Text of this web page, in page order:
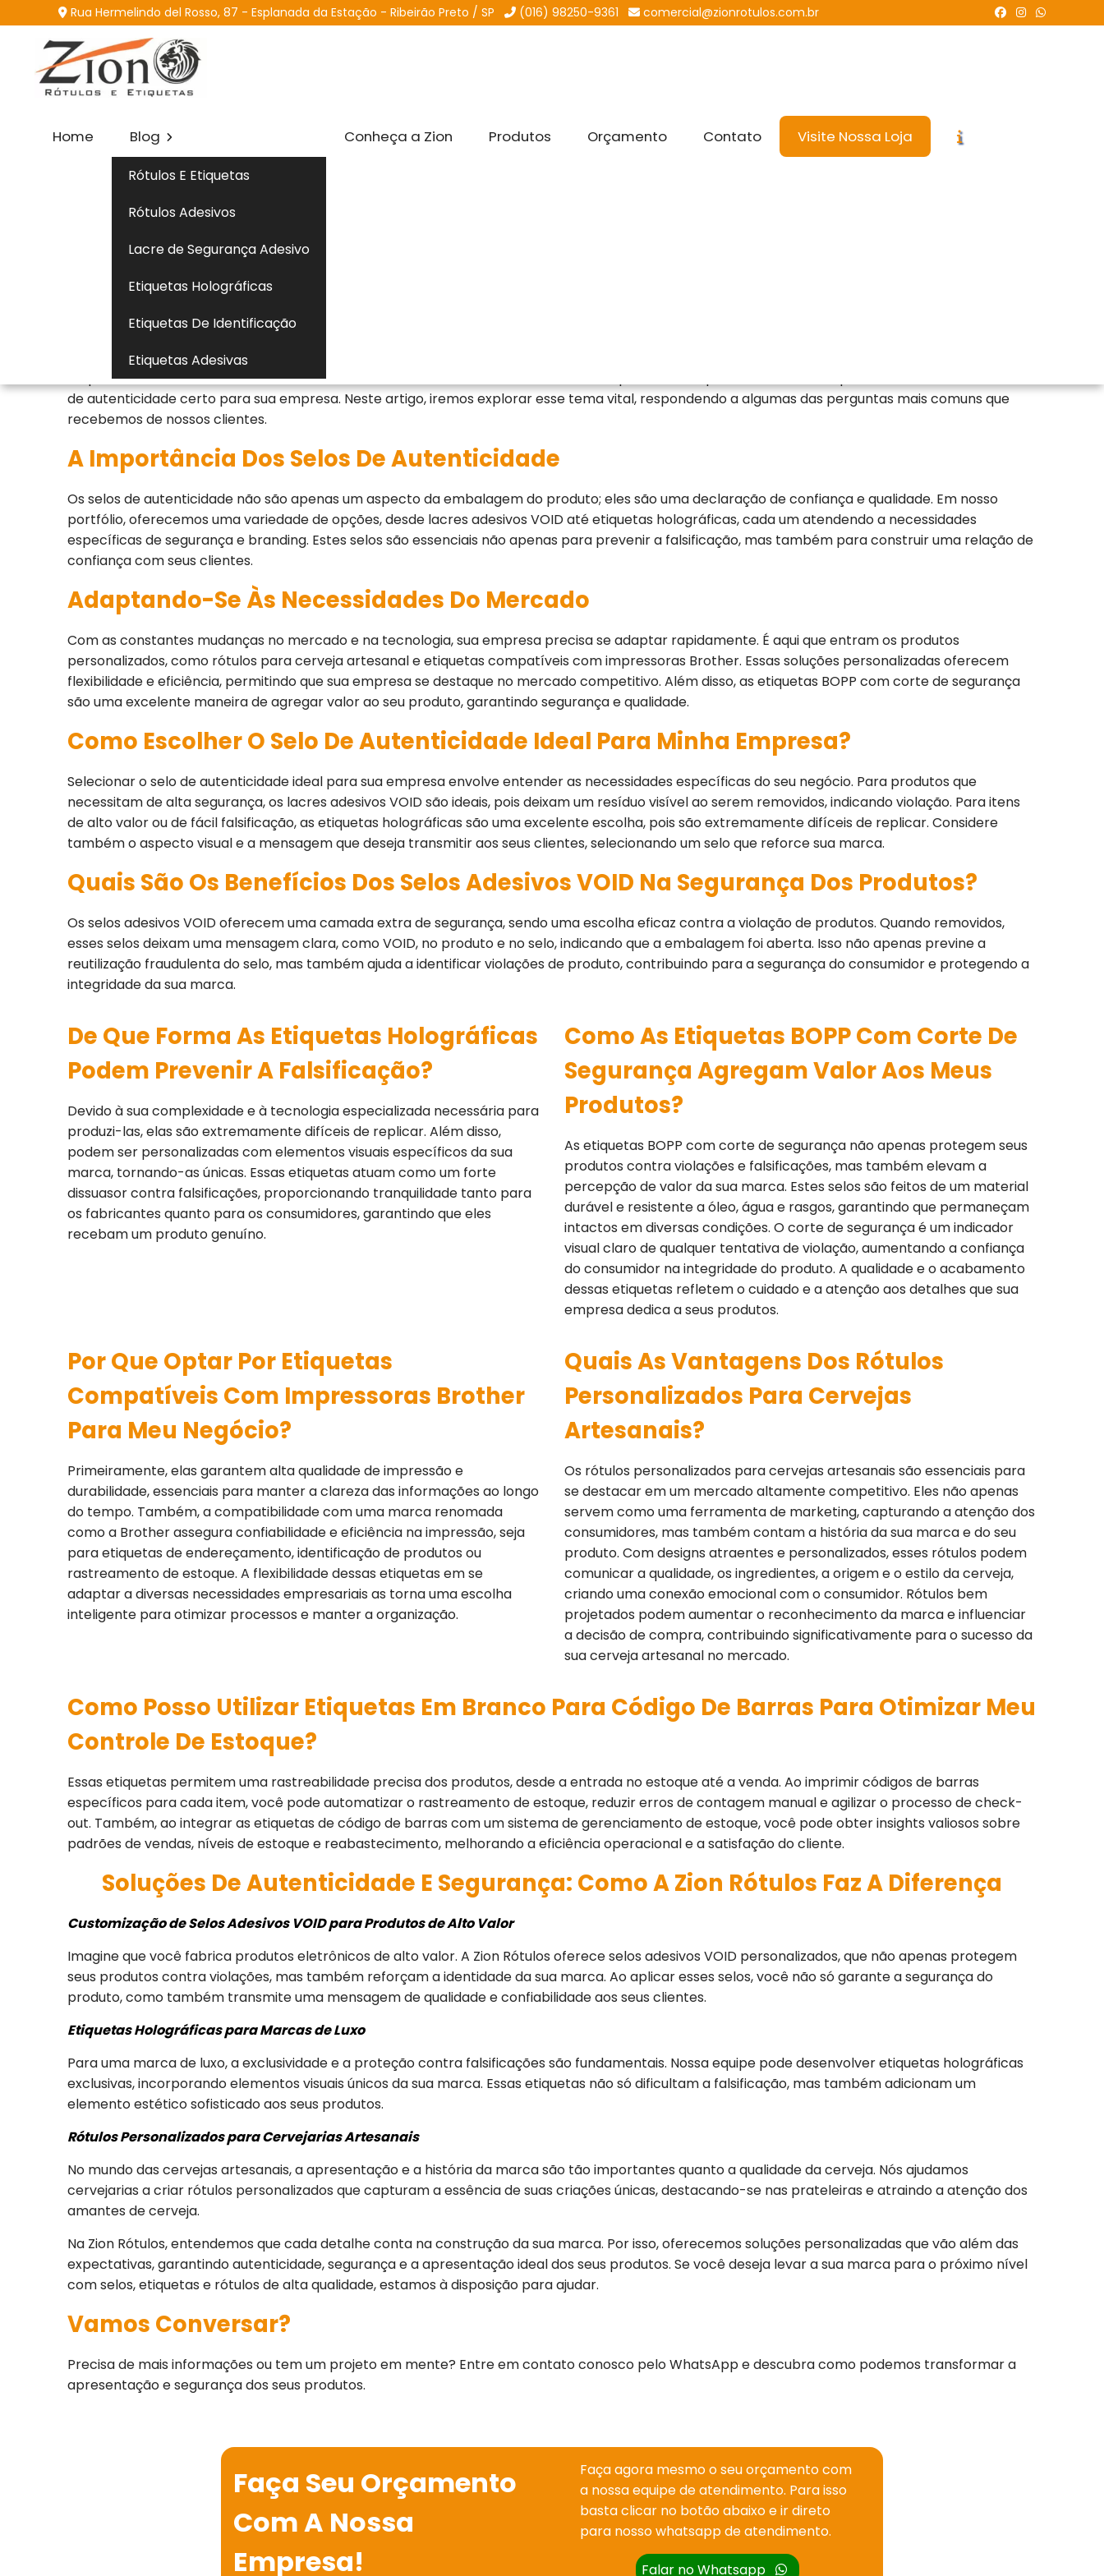
Rua Hermelindo del Rosso, 87 - Esplanada da Estação - Ribeirão Preto / SP (016) 98250-9361 comercial@zionrotulos.com.br
Home Blog
Rótulos E Etiquetas
Rótulos Adesivos
Lacre de Segurança Adesivo
Etiquetas Holográficas
Etiquetas De Identificação
Etiquetas Adesivas
Conheça a Zion Produtos Orçamento Contato Visite Nossa Loja
Início
Escolhendo o Selo de Autenticidade Certo para sua Empresa
Na era digital de 2024, a proteção da marca e a garantia da autenticidade dos produtos são mais cruciais do que nunca. Aqui na Zion Rótulos e
Etiquetas Adesivas, sediados em Ribeirão Preto mas atendendo em todo o Brasil, compreendemos profundamente a importância de escolher o selo
de autenticidade certo para sua empresa. Neste artigo, iremos explorar esse tema vital, respondendo a algumas das perguntas mais comuns que
recebemos de nossos clientes.
A Importância Dos Selos De Autenticidade
Os selos de autenticidade não são apenas um aspecto da embalagem do produto; eles são uma declaração de confiança e qualidade. Em nosso
portfólio, oferecemos uma variedade de opções, desde lacres adesivos VOID até etiquetas holográficas, cada um atendendo a necessidades
específicas de segurança e branding. Estes selos são essenciais não apenas para prevenir a falsificação, mas também para construir uma relação de
confiança com seus clientes.
Adaptando-Se Às Necessidades Do Mercado
Com as constantes mudanças no mercado e na tecnologia, sua empresa precisa se adaptar rapidamente. É aqui que entram os produtos
personalizados, como rótulos para cerveja artesanal e etiquetas compatíveis com impressoras Brother. Essas soluções personalizadas oferecem
flexibilidade e eficiência, permitindo que sua empresa se destaque no mercado competitivo. Além disso, as etiquetas BOPP com corte de segurança
são uma excelente maneira de agregar valor ao seu produto, garantindo segurança e qualidade.
Como Escolher O Selo De Autenticidade Ideal Para Minha Empresa?
Selecionar o selo de autenticidade ideal para sua empresa envolve entender as necessidades específicas do seu negócio. Para produtos que
necessitam de alta segurança, os lacres adesivos VOID são ideais, pois deixam um resíduo visível ao serem removidos, indicando violação. Para itens
de alto valor ou de fácil falsificação, as etiquetas holográficas são uma excelente escolha, pois são extremamente difíceis de replicar. Considere
também o aspecto visual e a mensagem que deseja transmitir aos seus clientes, selecionando um selo que reforce sua marca.
Quais São Os Benefícios Dos Selos Adesivos VOID Na Segurança Dos Produtos?
Os selos adesivos VOID oferecem uma camada extra de segurança, sendo uma escolha eficaz contra a violação de produtos. Quando removidos,
esses selos deixam uma mensagem clara, como VOID, no produto e no selo, indicando que a embalagem foi aberta. Isso não apenas previne a
reutilização fraudulenta do selo, mas também ajuda a identificar violações de produto, contribuindo para a segurança do consumidor e protegendo a
integridade da sua marca.
De Que Forma As Etiquetas Holográficas
Podem Prevenir A Falsificação?
Devido à sua complexidade e à tecnologia especializada necessária para
produzi-las, elas são extremamente difíceis de replicar. Além disso,
podem ser personalizadas com elementos visuais específicos da sua
marca, tornando-as únicas. Essas etiquetas atuam como um forte
dissuasor contra falsificações, proporcionando tranquilidade tanto para
os fabricantes quanto para os consumidores, garantindo que eles
recebam um produto genuíno.
Como As Etiquetas BOPP Com Corte De
Segurança Agregam Valor Aos Meus
Produtos?
As etiquetas BOPP com corte de segurança não apenas protegem seus
produtos contra violações e falsificações, mas também elevam a
percepção de valor da sua marca. Estes selos são feitos de um material
durável e resistente a óleo, água e rasgos, garantindo que permaneçam
intactos em diversas condições. O corte de segurança é um indicador
visual claro de qualquer tentativa de violação, aumentando a confiança
do consumidor na integridade do produto. A qualidade e o acabamento
dessas etiquetas refletem o cuidado e a atenção aos detalhes que sua
empresa dedica a seus produtos.
Por Que Optar Por Etiquetas
Compatíveis Com Impressoras Brother
Para Meu Negócio?
Primeiramente, elas garantem alta qualidade de impressão e
durabilidade, essenciais para manter a clareza das informações ao longo
do tempo. Também, a compatibilidade com uma marca renomada
como a Brother assegura confiabilidade e eficiência na impressão, seja
para etiquetas de endereçamento, identificação de produtos ou
rastreamento de estoque. A flexibilidade dessas etiquetas em se
adaptar a diversas necessidades empresariais as torna uma escolha
inteligente para otimizar processos e manter a organização.
Quais As Vantagens Dos Rótulos
Personalizados Para Cervejas
Artesanais?
Os rótulos personalizados para cervejas artesanais são essenciais para
se destacar em um mercado altamente competitivo. Eles não apenas
servem como uma ferramenta de marketing, capturando a atenção dos
consumidores, mas também contam a história da sua marca e do seu
produto. Com designs atraentes e personalizados, esses rótulos podem
comunicar a qualidade, os ingredientes, a origem e o estilo da cerveja,
criando uma conexão emocional com o consumidor. Rótulos bem
projetados podem aumentar o reconhecimento da marca e influenciar
a decisão de compra, contribuindo significativamente para o sucesso da
sua cerveja artesanal no mercado.
Como Posso Utilizar Etiquetas Em Branco Para Código De Barras Para Otimizar Meu
Controle De Estoque?
Essas etiquetas permitem uma rastreabilidade precisa dos produtos, desde a entrada no estoque até a venda. Ao imprimir códigos de barras
específicos para cada item, você pode automatizar o rastreamento de estoque, reduzir erros de contagem manual e agilizar o processo de check-
out. Também, ao integrar as etiquetas de código de barras com um sistema de gerenciamento de estoque, você pode obter insights valiosos sobre
padrões de vendas, níveis de estoque e reabastecimento, melhorando a eficiência operacional e a satisfação do cliente.
Soluções De Autenticidade E Segurança: Como A Zion Rótulos Faz A Diferença
Customização de Selos Adesivos VOID para Produtos de Alto Valor
Imagine que você fabrica produtos eletrônicos de alto valor. A Zion Rótulos oferece selos adesivos VOID personalizados, que não apenas protegem
seus produtos contra violações, mas também reforçam a identidade da sua marca. Ao aplicar esses selos, você não só garante a segurança do
produto, como também transmite uma mensagem de qualidade e confiabilidade aos seus clientes.
Etiquetas Holográficas para Marcas de Luxo
Para uma marca de luxo, a exclusividade e a proteção contra falsificações são fundamentais. Nossa equipe pode desenvolver etiquetas holográficas
exclusivas, incorporando elementos visuais únicos da sua marca. Essas etiquetas não só dificultam a falsificação, mas também adicionam um
elemento estético sofisticado aos seus produtos.
Rótulos Personalizados para Cervejarias Artesanais
No mundo das cervejas artesanais, a apresentação e a história da marca são tão importantes quanto a qualidade da cerveja. Nós ajudamos
cervejarias a criar rótulos personalizados que capturam a essência de suas criações únicas, destacando-se nas prateleiras e atraindo a atenção dos
amantes de cerveja.
Na Zion Rótulos, entendemos que cada detalhe conta na construção da sua marca. Por isso, oferecemos soluções personalizadas que vão além das
expectativas, garantindo autenticidade, segurança e a apresentação ideal dos seus produtos. Se você deseja levar a sua marca para o próximo nível
com selos, etiquetas e rótulos de alta qualidade, estamos à disposição para ajudar.
Vamos Conversar?
Precisa de mais informações ou tem um projeto em mente? Entre em contato conosco pelo WhatsApp e descubra como podemos transformar a
apresentação e segurança dos seus produtos.
Faça Seu Orçamento
Com A Nossa
Empresa!
Faça agora mesmo o seu orçamento com
a nossa equipe de atendimento. Para isso
basta clicar no botão abaixo e ir direto
para nosso whatsapp de atendimento.
Falar no Whatsapp